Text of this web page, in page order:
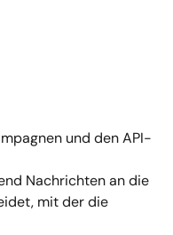
und den API-
Nachrichten an die
mit der die